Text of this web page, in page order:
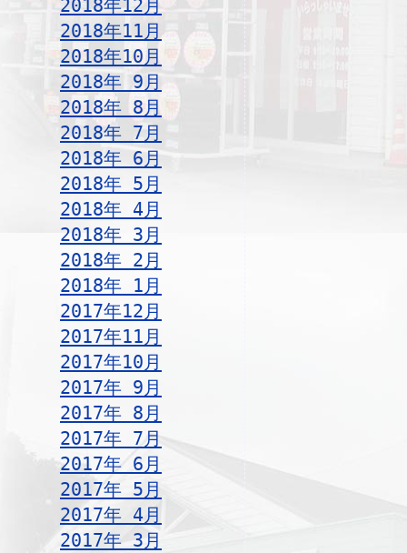
2018年12月
2018年11月
2018年10月
2018年 9月
2018年 8月
2018年 7月
2018年 6月
2018年 5月
2018年 4月
2018年 3月
2018年 2月
2018年 1月
2017年12月
2017年11月
2017年10月
2017年 9月
2017年 8月
2017年 7月
2017年 6月
2017年 5月
2017年 4月
2017年 3月